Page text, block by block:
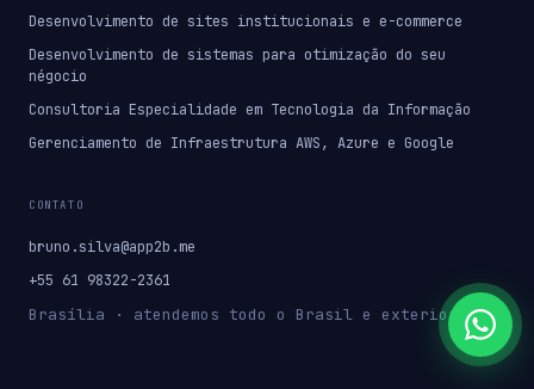
Desenvolvimento de sites institucionais e e-commerce
Desenvolvimento de sistemas para otimização do seu
négocio
Consultoria Especialidade em Tecnologia da Informação
Gerenciamento de Infraestrutura AWS, Azure e Google
CONTATO
bruno.silva@app2b.me
+55 61 98322-2361
Brasília · atendemos todo o Brasil e exterior